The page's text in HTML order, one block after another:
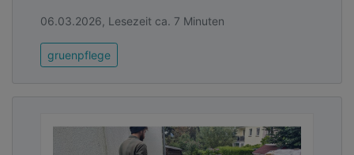
06.03.2026, Lesezeit ca. 7 Minuten
gruenpflege